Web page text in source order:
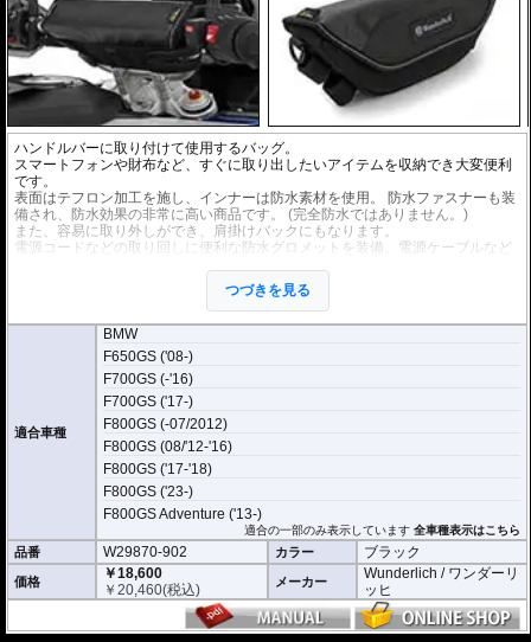
ハンドルバーに取り付けて使用するバッグ。
スマートフォンや財布など、すぐに取り出したいアイテムを収納でき大変便利
です。
表面はテフロン加工を施し、インナーは防水素材を使用。 防水ファスナーも装
備され、防水効果の非常に高い商品です。 (完全防水ではありません。)
また、容易に取り外しができ、肩掛けバックにもなります。
電源コードなどの取り回しに便利な防水グロメットを装備。電源ケーブルなど
つづきを見る
適合車種
BMW
F650GS ('08-)
F700GS (-'16)
F700GS ('17-)
F800GS (-07/2012)
F800GS (08/'12-'16)
F800GS ('17-'18)
F800GS ('23-)
F800GS Adventure ('13-)
適合の一部のみ表示しています全車種表示はこちら
品番 W29870-902 カラー ブラック
価格
￥18,600
￥20,460(税込) メーカー
Wunderlich / ワンダーリ
ッヒ